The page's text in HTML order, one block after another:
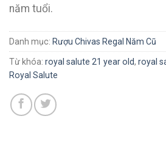
năm tuổi.
Danh mục: Rượu Chivas Regal Năm Cũ
Từ khóa: royal salute 21 year old, royal
Royal Salute